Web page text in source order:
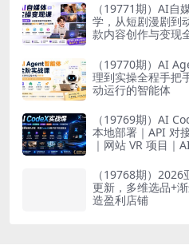
（19771期）AI自
学，从短剧漫剧到
款内容创作与变现
（19770期）AI
理到实操全程手把
动运行的智能体
（19769期）AI CodeX实战课｜Windows/Mac
本地部署｜API 对
｜网站 VR 项目｜
（19768期）
更新，多维选品+
造盈利店铺